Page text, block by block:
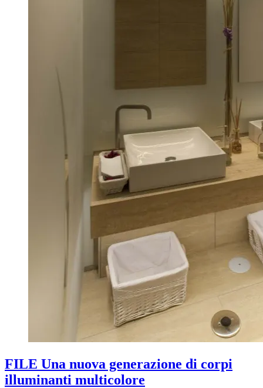
FILE Una nuova generazione di corpi
illuminanti multicolore